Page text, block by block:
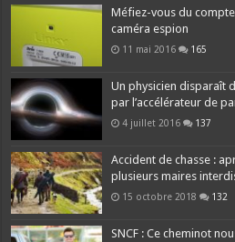
Méfiez-vous du
caméra espion
11 mai 2016 165
Un physicien disparaît
par l’accélérateur de
4 juillet 2016 137
Accident de chasse :
plusieurs maires
15 octobre 2018 132
SNCF : Ce cheminot